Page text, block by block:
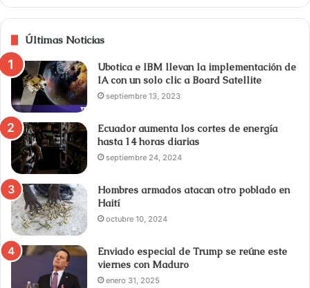
Últimas Noticias
Ubotica e IBM llevan la implementación de
IA con un solo clic a Board Satellite
septiembre 13, 2023
Ecuador aumenta los cortes de energía
hasta 14 horas diarias
septiembre 24, 2024
Hombres armados atacan otro poblado en
Haití
octubre 10, 2024
Enviado especial de Trump se reúne este
viernes con Maduro
enero 31, 2025